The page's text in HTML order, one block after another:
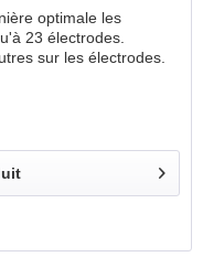
optimale les
23 électrodes.
sur les électrodes.